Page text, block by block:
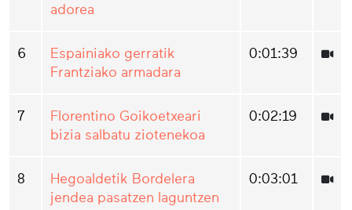
adorea
6
Espainiako gerratik
Frantziako armadara
0:01:39
7
Florentino Goikoetxeari
bizia salbatu ziotenekoa
0:02:19
8
Hegoaldetik Bordelera
jendea pasatzen laguntzen
0:03:01